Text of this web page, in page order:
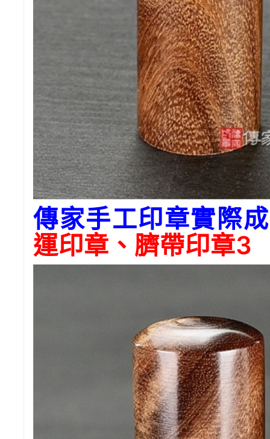
傳家手工印章實際
運印章、臍帶印章3